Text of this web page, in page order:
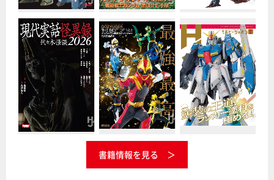
書籍情報を見る